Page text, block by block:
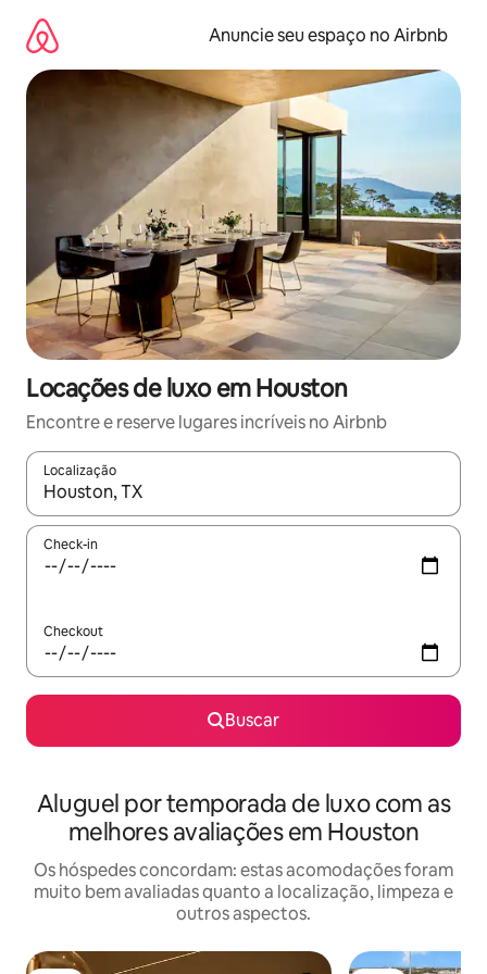
para
conteúdo
Anuncie seu espaço no Airbnb
Locações de luxo em Houston
Encontre e reserve lugares incríveis no Airbnb
Localização
Quando os resultados estiverem disponíveis, explore-os
Check-in
Checkout
Buscar
Aluguel por temporada de luxo com as
melhores avaliações em Houston
Os hóspedes concordam: estas acomodações foram
muito bem avaliadas quanto a localização, limpeza e
outros aspectos.